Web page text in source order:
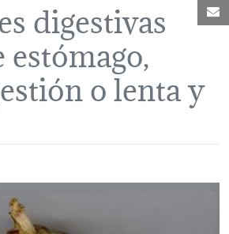
digestivas
o lenta y